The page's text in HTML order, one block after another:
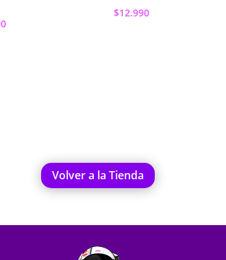
$12.990
Volver a la Tienda